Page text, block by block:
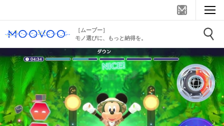
［ムーブー］
モノ選びに、もっと納得を。